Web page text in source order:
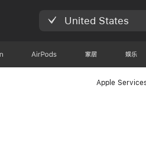
United States
AirPods 家居 娱乐
Apple